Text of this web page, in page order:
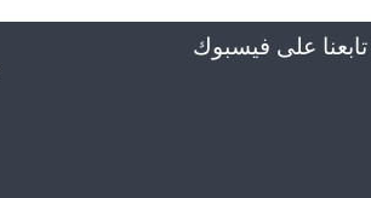
تابعنا على فيسبوك